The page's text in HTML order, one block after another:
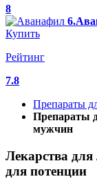
8
Купить
Рейтинг
7.8
Препараты
Препараты
мужчин
Лекарства
для потенции